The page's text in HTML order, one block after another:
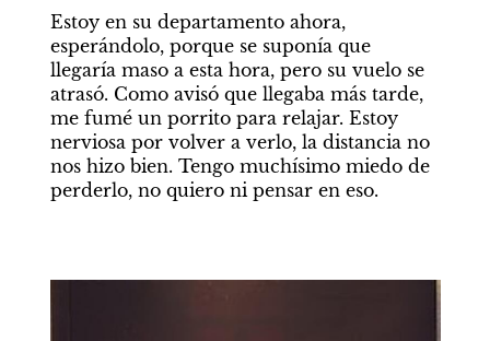
Estoy en su departamento ahora,
esperándolo, porque se suponía que
llegaría maso a esta hora, pero su vuelo se
atrasó. Como avisó que llegaba más tarde,
me fumé un porrito para relajar. Estoy
nerviosa por volver a verlo, la distancia no
nos hizo bien. Tengo muchísimo miedo de
perderlo, no quiero ni pensar en eso.